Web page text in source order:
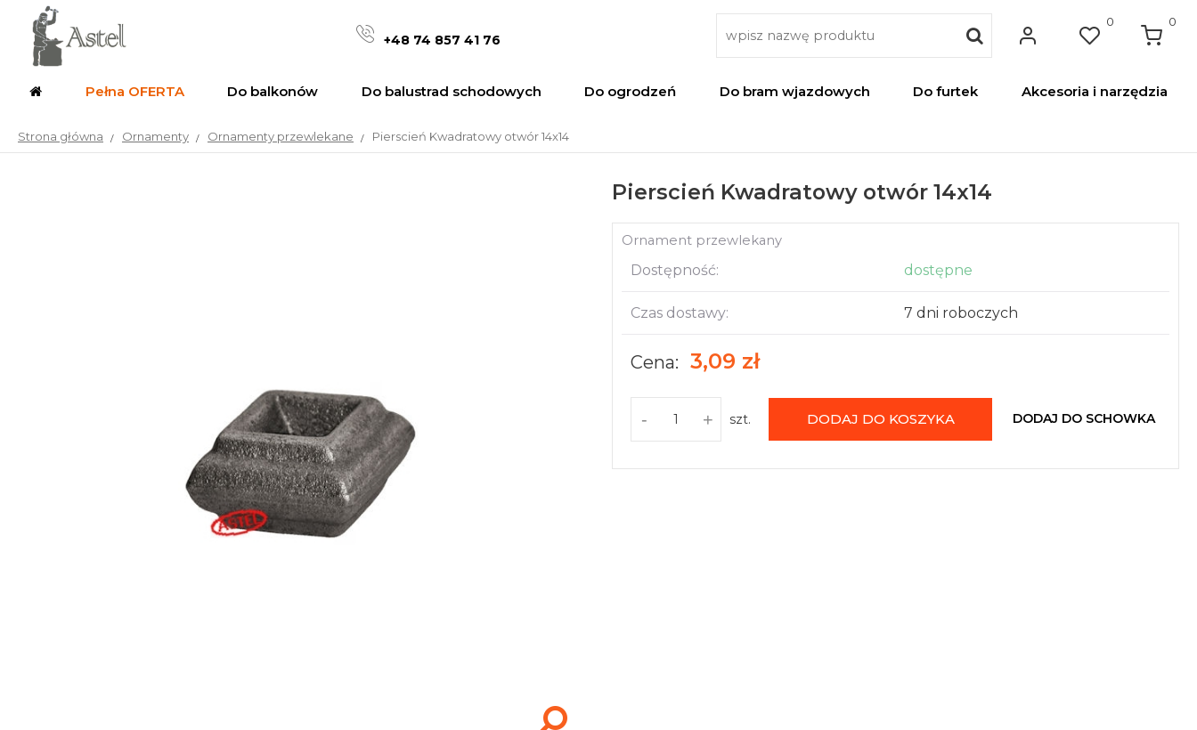
+48 74 857 41 76
0 0
Pełna OFERTA Do balkonów Do balustrad schodowych Do ogrodzeń Do bram wjazdowych Do furtek Akcesoria i narzędzia
Strona główna Ornamenty Ornamenty przewlekane Pierscień Kwadratowy otwór 14x14
Pierscień Kwadratowy otwór 14x14
Ornament przewlekany
Dostępność: dostępne
Czas dostawy: 7 dni roboczych
Cena: 3,09 zł
- + szt. DODAJ DO KOSZYKA DODAJ DO SCHOWKA